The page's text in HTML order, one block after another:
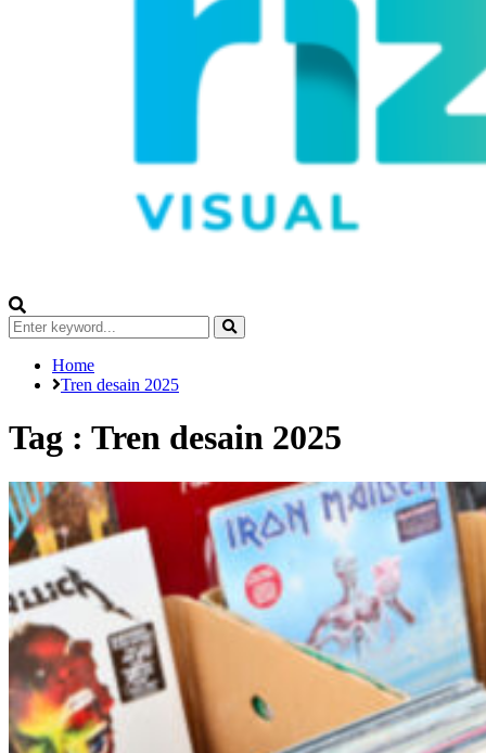
Search
for:
Search
Home
Tren desain 2025
Tag : Tren desain 2025